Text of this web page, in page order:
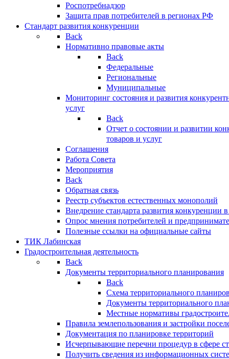
Роспотребнадзор
Защита прав потребителей в регионах РФ
Стандарт развития конкуренции
Back
Нормативно правовые акты
Back
Федеральные
Региональные
Муниципальные
Мониторинг состояния и развития
услуг
Back
Отчет о состоянии и развитии
товаров и услуг
Соглашения
Работа Совета
Мероприятия
Back
Обратная связь
Реестр субъектов естественных монополий
Внедрение стандарта развития конкуренции
Опрос мнения потребителей и
Полезные ссылки на официальные сайты
ТИК Лабинская
Градостроительная деятельность
Back
Документы территориального планирования
Back
Схема территориального
Документы территориального
Местные нормативы
Правила землепользования и застройки
Документация по планировке территорий
Исчерпывающие перечни процедур в сфере
Получить сведения из информационных